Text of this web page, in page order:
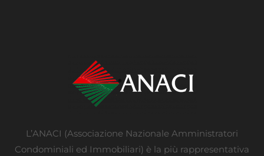
L’ANACI (Associazione Nazionale Amministratori
Condominiali ed Immobiliari) è la più rappresentativa